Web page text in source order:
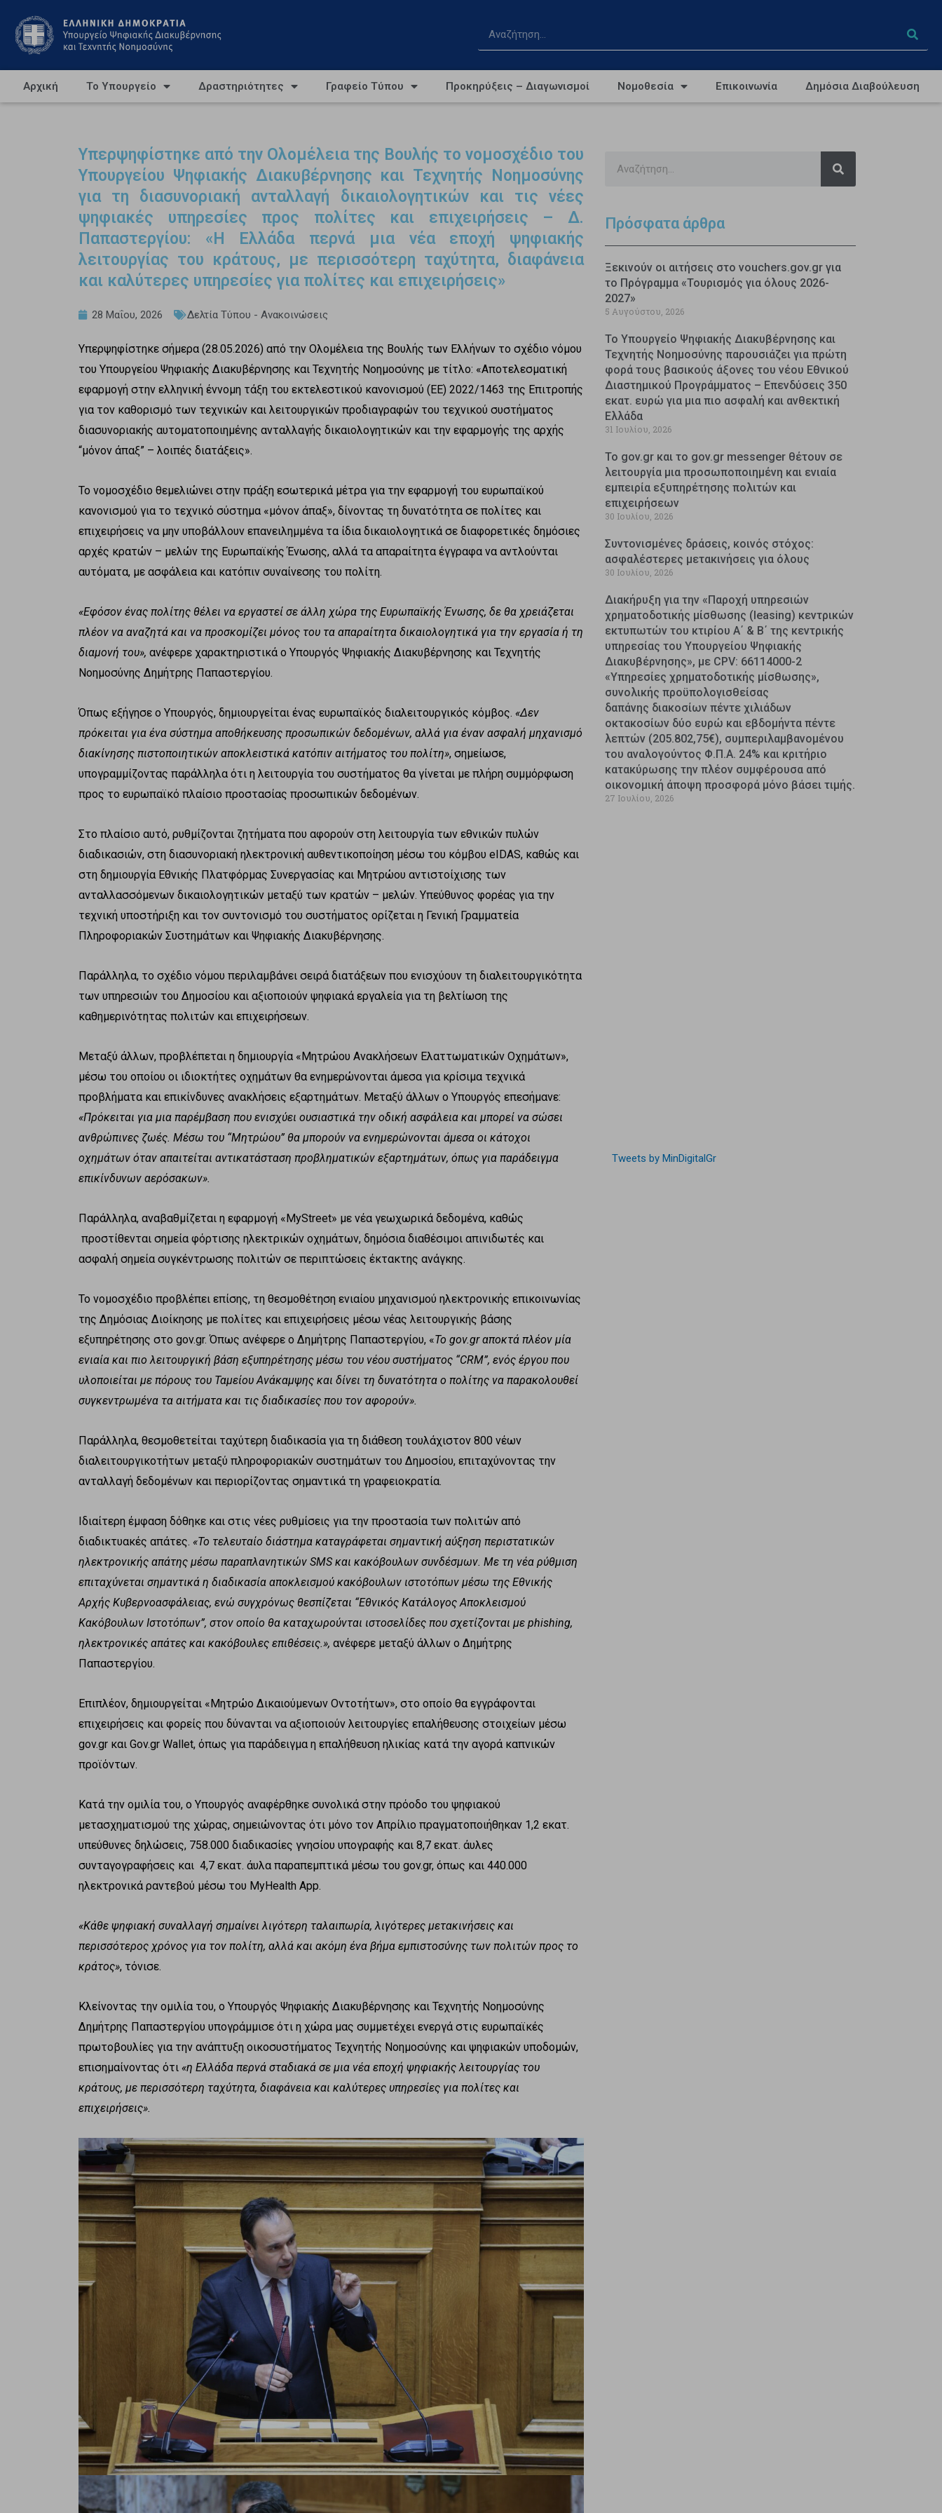
Αρχική Το Υπουργείο Δραστηριότητες Γραφείο Τύπου Προκηρύξεις – Διαγωνισμοί Νομοθεσία Επικοινωνία Δημόσια Διαβούλευση
Υπερψηφίστηκε από την Ολομέλεια της Βουλής το νομοσχέδιο του
Υπουργείου Ψηφιακής Διακυβέρνησης και Τεχνητής Νοημοσύνης
για τη διασυνοριακή ανταλλαγή δικαιολογητικών και τις νέες
ψηφιακές υπηρεσίες προς πολίτες και επιχειρήσεις – Δ.
Παπαστεργίου: «Η Ελλάδα περνά μια νέα εποχή ψηφιακής
λειτουργίας του κράτους, με περισσότερη ταχύτητα, διαφάνεια
και καλύτερες υπηρεσίες για πολίτες και επιχειρήσεις»
28 Μαΐου, 2026 Δελτία Τύπου - Ανακοινώσεις
Υπερψηφίστηκε σήμερα (28.05.2026) από την Ολομέλεια της Βουλής των Ελλήνων το σχέδιο νόμου
του Υπουργείου Ψηφιακής Διακυβέρνησης και Τεχνητής Νοημοσύνης με τίτλο: «Αποτελεσματική
εφαρμογή στην ελληνική έννομη τάξη του εκτελεστικού κανονισμού (ΕΕ) 2022/1463 της Επιτροπής
για τον καθορισμό των τεχνικών και λειτουργικών προδιαγραφών του τεχνικού συστήματος
διασυνοριακής αυτοματοποιημένης ανταλλαγής δικαιολογητικών και την εφαρμογής της αρχής
“μόνον άπαξ” – λοιπές διατάξεις».
Το νομοσχέδιο θεμελιώνει στην πράξη εσωτερικά μέτρα για την εφαρμογή του ευρωπαϊκού
κανονισμού για το τεχνικό σύστημα «μόνον άπαξ», δίνοντας τη δυνατότητα σε πολίτες και
επιχειρήσεις να μην υποβάλλουν επανειλημμένα τα ίδια δικαιολογητικά σε διαφορετικές δημόσιες
αρχές κρατών – μελών της Ευρωπαϊκής Ένωσης, αλλά τα απαραίτητα έγγραφα να αντλούνται
αυτόματα, με ασφάλεια και κατόπιν συναίνεσης του πολίτη.
«Εφόσον ένας πολίτης θέλει να εργαστεί σε άλλη χώρα της Ευρωπαϊκής Ένωσης, δε θα χρειάζεται
πλέον να αναζητά και να προσκομίζει μόνος του τα απαραίτητα δικαιολογητικά για την εργασία ή τη
διαμονή του», ανέφερε χαρακτηριστικά ο Υπουργός Ψηφιακής Διακυβέρνησης και Τεχνητής
Νοημοσύνης Δημήτρης Παπαστεργίου.
Όπως εξήγησε ο Υπουργός, δημιουργείται ένας ευρωπαϊκός διαλειτουργικός κόμβος. «Δεν
πρόκειται για ένα σύστημα αποθήκευσης προσωπικών δεδομένων, αλλά για έναν ασφαλή μηχανισμό
διακίνησης πιστοποιητικών αποκλειστικά κατόπιν αιτήματος του πολίτη», σημείωσε,
υπογραμμίζοντας παράλληλα ότι η λειτουργία του συστήματος θα γίνεται με πλήρη συμμόρφωση
προς το ευρωπαϊκό πλαίσιο προστασίας προσωπικών δεδομένων.
Στο πλαίσιο αυτό, ρυθμίζονται ζητήματα που αφορούν στη λειτουργία των εθνικών πυλών
διαδικασιών, στη διασυνοριακή ηλεκτρονική αυθεντικοποίηση μέσω του κόμβου eIDAS, καθώς και
στη δημιουργία Εθνικής Πλατφόρμας Συνεργασίας και Μητρώου αντιστοίχισης των
ανταλλασσόμενων δικαιολογητικών μεταξύ των κρατών – μελών. Υπεύθυνος φορέας για την
τεχνική υποστήριξη και τον συντονισμό του συστήματος ορίζεται η Γενική Γραμματεία
Πληροφοριακών Συστημάτων και Ψηφιακής Διακυβέρνησης.
Παράλληλα, το σχέδιο νόμου περιλαμβάνει σειρά διατάξεων που ενισχύουν τη διαλειτουργικότητα
των υπηρεσιών του Δημοσίου και αξιοποιούν ψηφιακά εργαλεία για τη βελτίωση της
καθημερινότητας πολιτών και επιχειρήσεων.
Μεταξύ άλλων, προβλέπεται η δημιουργία «Μητρώου Ανακλήσεων Ελαττωματικών Οχημάτων»,
μέσω του οποίου οι ιδιοκτήτες οχημάτων θα ενημερώνονται άμεσα για κρίσιμα τεχνικά
προβλήματα και επικίνδυνες ανακλήσεις εξαρτημάτων. Μεταξύ άλλων ο Υπουργός επεσήμανε:
«Πρόκειται για μια παρέμβαση που ενισχύει ουσιαστικά την οδική ασφάλεια και μπορεί να σώσει
ανθρώπινες ζωές. Μέσω του “Μητρώου” θα μπορούν να ενημερώνονται άμεσα οι κάτοχοι
οχημάτων όταν απαιτείται αντικατάσταση προβληματικών εξαρτημάτων, όπως για παράδειγμα
επικίνδυνων αερόσακων».
Παράλληλα, αναβαθμίζεται η εφαρμογή «MyStreet» με νέα γεωχωρικά δεδομένα, καθώς
προστίθενται σημεία φόρτισης ηλεκτρικών οχημάτων, δημόσια διαθέσιμοι απινιδωτές και
ασφαλή σημεία συγκέντρωσης πολιτών σε περιπτώσεις έκτακτης ανάγκης.
Το νομοσχέδιο προβλέπει επίσης, τη θεσμοθέτηση ενιαίου μηχανισμού ηλεκτρονικής επικοινωνίας
της Δημόσιας Διοίκησης με πολίτες και επιχειρήσεις μέσω νέας λειτουργικής βάσης
εξυπηρέτησης στο gov.gr. Όπως ανέφερε ο Δημήτρης Παπαστεργίου, «Το gov.gr αποκτά πλέον μία
ενιαία και πιο λειτουργική βάση εξυπηρέτησης μέσω του νέου συστήματος “CRM”, ενός έργου που
υλοποιείται με πόρους του Ταμείου Ανάκαμψης και δίνει τη δυνατότητα ο πολίτης να παρακολουθεί
συγκεντρωμένα τα αιτήματα και τις διαδικασίες που τον αφορούν».
Παράλληλα, θεσμοθετείται ταχύτερη διαδικασία για τη διάθεση τουλάχιστον 800 νέων
διαλειτουργικοτήτων μεταξύ πληροφοριακών συστημάτων του Δημοσίου, επιταχύνοντας την
ανταλλαγή δεδομένων και περιορίζοντας σημαντικά τη γραφειοκρατία.
Ιδιαίτερη έμφαση δόθηκε και στις νέες ρυθμίσεις για την προστασία των πολιτών από
διαδικτυακές απάτες. «Το τελευταίο διάστημα καταγράφεται σημαντική αύξηση περιστατικών
ηλεκτρονικής απάτης μέσω παραπλανητικών SMS και κακόβουλων συνδέσμων. Με τη νέα ρύθμιση
επιταχύνεται σημαντικά η διαδικασία αποκλεισμού κακόβουλων ιστοτόπων μέσω της Εθνικής
Αρχής Κυβερνοασφάλειας, ενώ συγχρόνως θεσπίζεται “Εθνικός Κατάλογος Αποκλεισμού
Κακόβουλων Ιστοτόπων”, στον οποίο θα καταχωρούνται ιστοσελίδες που σχετίζονται με phishing,
ηλεκτρονικές απάτες και κακόβουλες επιθέσεις.», ανέφερε μεταξύ άλλων ο Δημήτρης
Παπαστεργίου.
Επιπλέον, δημιουργείται «Μητρώο Δικαιούμενων Οντοτήτων», στο οποίο θα εγγράφονται
επιχειρήσεις και φορείς που δύνανται να αξιοποιούν λειτουργίες επαλήθευσης στοιχείων μέσω
gov.gr και Gov.gr Wallet, όπως για παράδειγμα η επαλήθευση ηλικίας κατά την αγορά καπνικών
προϊόντων.
Κατά την ομιλία του, ο Υπουργός αναφέρθηκε συνολικά στην πρόοδο του ψηφιακού
μετασχηματισμού της χώρας, σημειώνοντας ότι μόνο τον Απρίλιο πραγματοποιήθηκαν 1,2 εκατ.
υπεύθυνες δηλώσεις, 758.000 διαδικασίες γνησίου υπογραφής και 8,7 εκατ. άυλες
συνταγογραφήσεις και 4,7 εκατ. άυλα παραπεμπτικά μέσω του gov.gr, όπως και 440.000
ηλεκτρονικά ραντεβού μέσω του MyHealth App.
«Κάθε ψηφιακή συναλλαγή σημαίνει λιγότερη ταλαιπωρία, λιγότερες μετακινήσεις και
περισσότερος χρόνος για τον πολίτη, αλλά και ακόμη ένα βήμα εμπιστοσύνης των πολιτών προς το
κράτος», τόνισε.
Κλείνοντας την ομιλία του, ο Υπουργός Ψηφιακής Διακυβέρνησης και Τεχνητής Νοημοσύνης
Δημήτρης Παπαστεργίου υπογράμμισε ότι η χώρα μας συμμετέχει ενεργά στις ευρωπαϊκές
πρωτοβουλίες για την ανάπτυξη οικοσυστήματος Τεχνητής Νοημοσύνης και ψηφιακών υποδομών,
επισημαίνοντας ότι «η Ελλάδα περνά σταδιακά σε μια νέα εποχή ψηφιακής λειτουργίας του
κράτους, με περισσότερη ταχύτητα, διαφάνεια και καλύτερες υπηρεσίες για πολίτες και
επιχειρήσεις».
Πρόσφατα άρθρα
Ξεκινούν οι αιτήσεις στο vouchers.gov.gr για
το Πρόγραμμα «Τουρισμός για όλους 2026-
2027»
5 Αυγούστου, 2026
Το Υπουργείο Ψηφιακής Διακυβέρνησης και
Τεχνητής Νοημοσύνης παρουσιάζει για πρώτη
φορά τους βασικούς άξονες του νέου Εθνικού
Διαστημικού Προγράμματος – Επενδύσεις 350
εκατ. ευρώ για μια πιο ασφαλή και ανθεκτική
Ελλάδα
31 Ιουλίου, 2026
Το gov.gr και το gov.gr messenger θέτουν σε
λειτουργία μια προσωποποιημένη και ενιαία
εμπειρία εξυπηρέτησης πολιτών και
επιχειρήσεων
30 Ιουλίου, 2026
Συντονισμένες δράσεις, κοινός στόχος:
ασφαλέστερες μετακινήσεις για όλους
30 Ιουλίου, 2026
Διακήρυξη για την «Παροχή υπηρεσιών
χρηματοδοτικής μίσθωσης (leasing) κεντρικών
εκτυπωτών του κτιρίου Α΄ & Β΄ της κεντρικής
υπηρεσίας του Υπουργείου Ψηφιακής
Διακυβέρνησης», με CPV: 66114000-2
«Υπηρεσίες χρηματοδοτικής μίσθωσης»,
συνολικής προϋπολογισθείσας
δαπάνης διακοσίων πέντε χιλιάδων
οκτακοσίων δύο ευρώ και εβδομήντα πέντε
λεπτών (205.802,75€), συμπεριλαμβανομένου
του αναλογούντος Φ.Π.Α. 24% και κριτήριο
κατακύρωσης την πλέον συμφέρουσα από
οικονομική άποψη προσφορά μόνο βάσει τιμής.
27 Ιουλίου, 2026
Tweets by MinDigitalGr